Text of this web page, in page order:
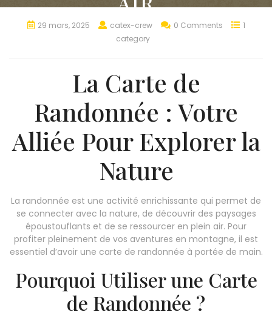
29 mars, 2025 catex-crew 0 Comments
1
category
La Carte de
Randonnée : Votre
Alliée Pour Explorer la
Nature
La randonnée est une activité enrichissante qui permet de
se connecter avec la nature, de découvrir des paysages
époustouflants et de se ressourcer en plein air. Pour
profiter pleinement de vos aventures en montagne, il est
essentiel d’avoir une carte de randonnée à portée de main.
Pourquoi Utiliser une Carte
de Randonnée ?